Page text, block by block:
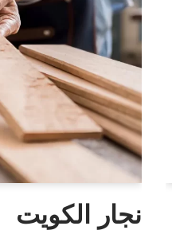
نجار الكويت